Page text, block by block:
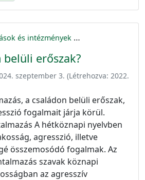
és intézmények
belüli erőszak?
szeptember 3. (Létrehozva: 2022.
a családon belüli erőszak,
fogalmait járja körül.
A hétköznapi nyelvben
agresszió, illetve
összemosódó fogalmak. Az
szavak köznapi
az agresszív